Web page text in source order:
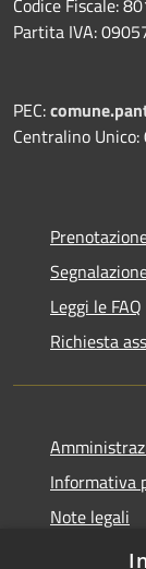
Codice Fiscale:
Partita IVA:
PEC:
Centralino
Leggi le FAQ
Richiesta
Informativa
Note legali